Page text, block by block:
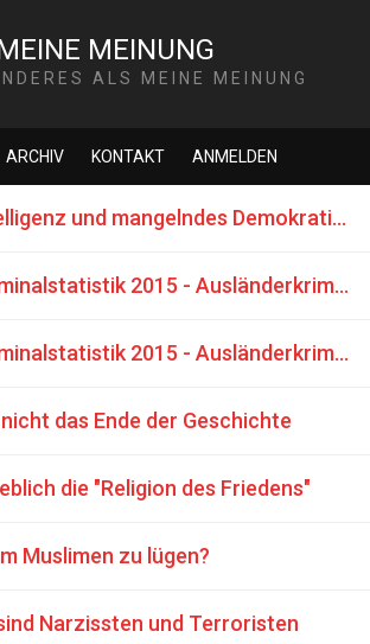
MEINUNG
ALS MEINE MEINUNG
ARCHIV KONTAKT ANMELDEN
Mangelnde Intelligenz und mangelndes Demokratieverständnis der Deutschen
Polizeiliche Kriminalstatistik 2015 - Ausländerkriminalität - Gewalt und Mord
Polizeiliche Kriminalstatistik 2015 - Ausländerkriminalität - Vergewaltigung
das Ende der Geschichte
die "Religion des Friedens"
Muslimen zu lügen?
Narzissten und Terroristen